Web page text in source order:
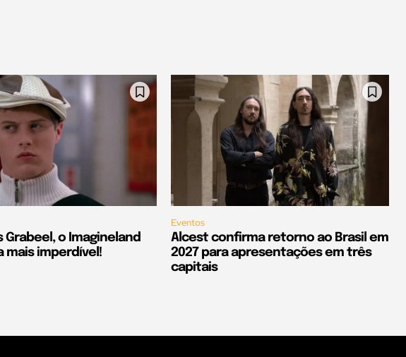
Grabeel, o Imagineland
mais imperdível!
Eventos
Alcest confirma retorno ao Brasil em
2027 para apresentações em três
capitais